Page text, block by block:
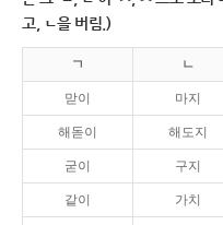
고, ㄴ을 버림.)
ㄱ ㄴ
맏이 마지
해돋이 해도지
굳이 구지
같이 가치